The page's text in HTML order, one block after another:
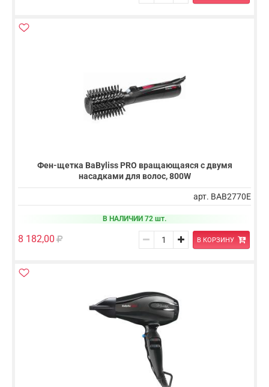
Фен-щетка BaByliss PRO вращающаяся с двумя
насадками для волос, 800W
арт. BAB2770E
В НАЛИЧИИ 72 шт.
8 182,00 В КОРЗИНУ